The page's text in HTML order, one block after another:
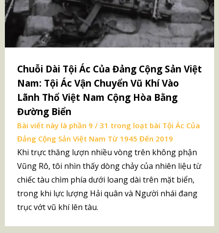
Chuỗi Dài Tội Ác Của Đảng Cộng Sản Việt
Nam: Tội Ác Vận Chuyển Vũ Khí Vào
Lãnh Thổ Việt Nam Cộng Hòa Bằng
Đường Biển
Bài viết này là phần 9 / 31 trong loạt bài Tội Ác Của
Đảng Cộng Sản Việt Nam Từ 1945 Đến 2019
Khi trực thăng lượn nhiều vòng trên không phận
Vũng Rô, tôi nhìn thấy dòng chảy của nhiên liệu từ
chiếc tàu chìm phía dưới loang dài trên mặt biển,
trong khi lực lượng Hải quân và Người nhái đang
trục vớt vũ khí lên tàu.